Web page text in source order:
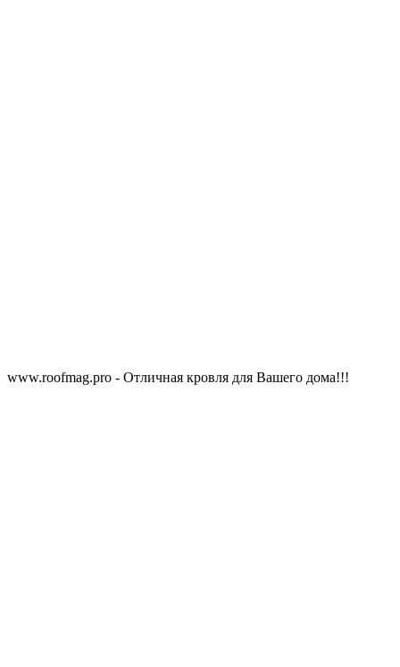
www.roofmag.pro - Отличная кровля для Вашего дома!!!